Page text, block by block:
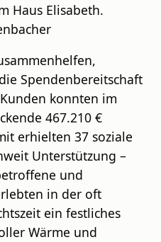
Haus Elisabeth.
Spendenbereitschaft
konnten im
467.210 €
erhielten 37 soziale
Unterstützung –
und
in der oft
ein festliches
Wärme und